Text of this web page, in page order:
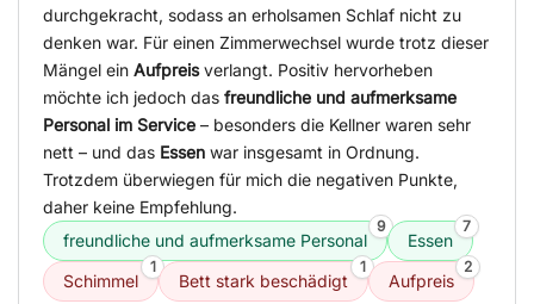
durchgekracht, sodass an erholsamen Schlaf nicht zu
denken war. Für einen Zimmerwechsel wurde trotz dieser
Mängel ein Aufpreisverlangt. Positiv hervorheben
möchte ich jedoch das freundliche und aufmerksame
Personal im Service – besonders die Kellner waren sehr
nett – und das Essen war insgesamt in Ordnung.
Trotzdem überwiegen für mich die negativen Punkte,
daher keine Empfehlung.
freundliche und aufmerksame Personal
9
Essen
7
Schimmel
1
Bett stark beschädigt
1
Aufpreis
2